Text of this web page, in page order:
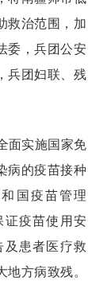
救治范围，加
委，兵团公安
兵团妇联、残
面实施国家免
病的疫苗接种
国疫苗管理
证疫苗使用安
患者医疗救
方病致残。